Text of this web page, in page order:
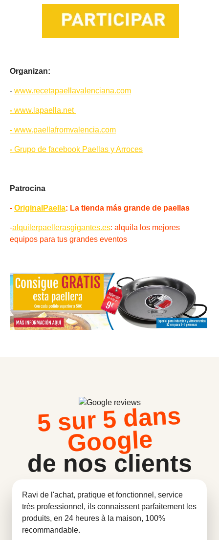
Organizan:
- www.recetapaellavalenciana.com
- www.lapaella.net
- www.paellafromvalencia.com
- Grupo de facebook Paellas y Arroces
Patrocina
- OriginalPaella: La tienda más grande de paellas
-alquilerpaellerasgigantes.es: alquila los mejores
equipos para tus grandes eventos
5 sur 5 dans
Google
de nos clients
Ravi de l'achat, pratique et fonctionnel, service
très professionnel, ils connaissent parfaitement les
produits, en 24 heures à la maison, 100%
recommandable.